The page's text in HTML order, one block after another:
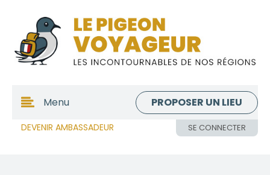
DEVENIR AMBASSADEUR SE CONNECTER
Menu PROPOSER UN LIEU